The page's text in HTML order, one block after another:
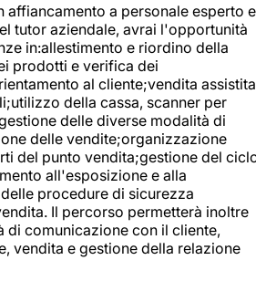
affiancamento a personale esperto e
tutor aziendale, avrai l'opportunità
in:allestimento e riordino della
prodotti e verifica dei
al cliente;vendita assistita
della cassa, scanner per
delle diverse modalità di
delle vendite;organizzazione
del punto vendita;gestione del
all'esposizione e alla
procedure di sicurezza
Il percorso permetterà inoltre
di comunicazione con il cliente,
vendita e gestione della relazione